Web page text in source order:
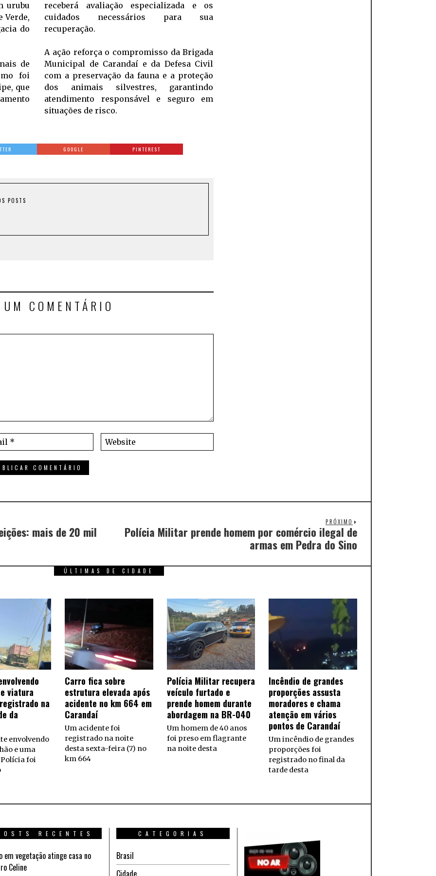
urubu
Verde,
do
de
foi
que
receberá avaliação especializada e os
cuidados necessários para sua
recuperação.
A ação reforça o compromisso da Brigada
Municipal de Carandaí e da Defesa Civil
com a preservação da fauna e a proteção
dos animais silvestres, garantindo
atendimento responsável e seguro em
situações de risco.
GOOGLE PINTEREST
POSTS
COMENTÁRIO
mais de 20 mil
PRÓXIMO
Polícia Militar prende homem por comércio ilegal de
armas em Pedra do Sino
ÚLTIMAS DE CIDADE
viatura
na
da
envolvendo
e uma
foi
Carro fica sobre
estrutura elevada após
acidente no km 664 em
Carandaí
Um acidente foi
registrado na noite
desta sexta-feira (7) no
km 664
Polícia Militar recupera
veículo furtado e
prende homem durante
abordagem na BR-040
Um homem de 40 anos
foi preso em flagrante
na noite desta
Incêndio de grandes
proporções assusta
moradores e chama
atenção em vários
pontos de Carandaí
Um incêndio de grandes
proporções foi
registrado no final da
tarde desta
RECENTES
em vegetação atinge casa no
Celine
CATEGORIAS
Brasil
Cidade